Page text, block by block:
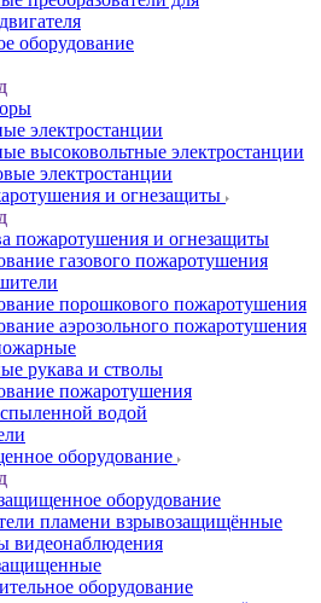
оборудование
электростанции
высоковольтные электростанции
электростанции
и огнезащиты
пожаротушения и огнезащиты
газового пожаротушения
порошкового пожаротушения
аэрозольного пожаротушения
рукава и стволы
пожаротушения
водой
оборудование
оборудование
пламени взрывозащищённые
видеонаблюдения
оборудование